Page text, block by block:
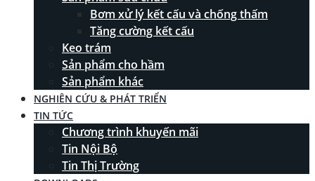
Bơm xử lý kết cấu và chống thấm
Tăng cường kết cấu
Keo trám
Sản phẩm cho hầm
Sản phẩm khác
NGHIÊN CỨU & PHÁT TRIỂN
TIN TỨC
Chương trình khuyến mãi
Tin Nội Bộ
Tin Thị Trường